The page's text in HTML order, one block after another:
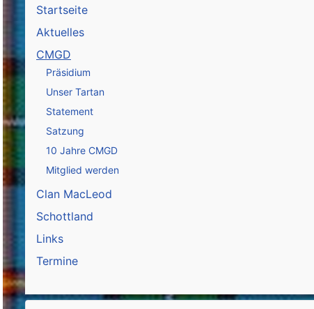
Startseite
Aktuelles
CMGD
Präsidium
Unser Tartan
Statement
Satzung
10 Jahre CMGD
Mitglied werden
Clan MacLeod
Schottland
Links
Termine